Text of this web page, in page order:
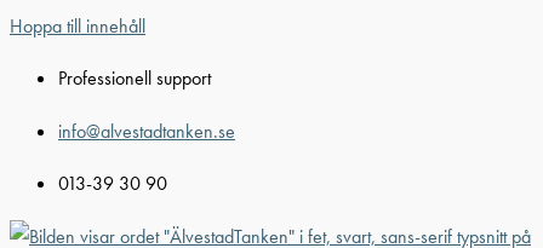
Hoppa till innehåll
Professionell support
info@alvestadtanken.se
013-39 30 90